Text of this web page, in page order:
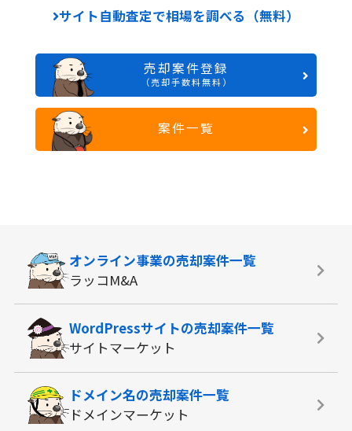
サイト自動査定で相場を調べる（無料）
売却案件登録
（売却手数料無料）
案件一覧
オンライン事業の売却案件一覧
ラッコM&A
WordPressサイトの売却案件一覧
サイトマーケット
ドメイン名の売却案件一覧
ドメインマーケット